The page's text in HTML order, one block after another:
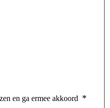
en ga ermee akkoord